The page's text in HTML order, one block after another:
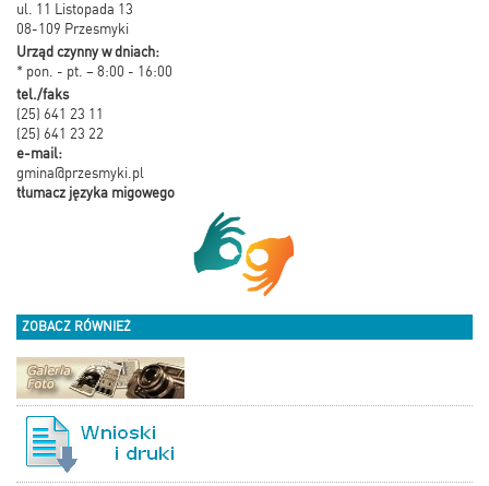
ul. 11 Listopada 13
08-109 Przesmyki
Urząd czynny w dniach:
* pon. - pt. – 8:00 - 16:00
tel./faks
(25) 641 23 11
(25) 641 23 22
e-mail:
gmina@przesmyki.pl
tłumacz języka migowego
ZOBACZ RÓWNIEŻ